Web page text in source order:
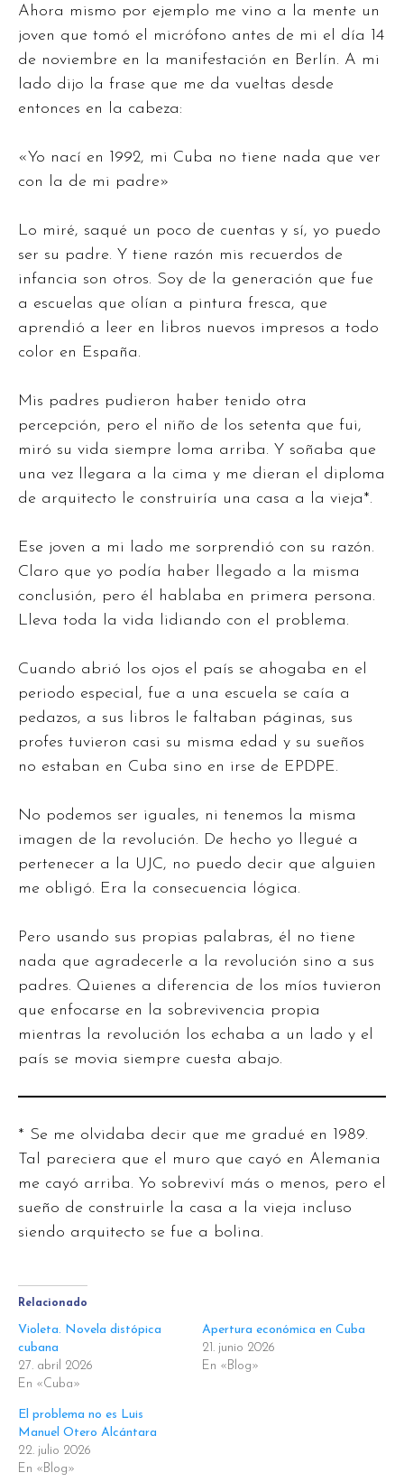
Ahora mismo por ejemplo me vino a la mente un
joven que tomó el micrófono antes de mi el día 14
de noviembre en la manifestación en Berlín. A mi
lado dijo la frase que me da vueltas desde
entonces en la cabeza:
«Yo nací en 1992, mi Cuba no tiene nada que ver
con la de mi padre»
Lo miré, saqué un poco de cuentas y sí, yo puedo
ser su padre. Y tiene razón mis recuerdos de
infancia son otros. Soy de la generación que fue
a escuelas que olían a pintura fresca, que
aprendió a leer en libros nuevos impresos a todo
color en España.
Mis padres pudieron haber tenido otra
percepción, pero el niño de los setenta que fui,
miró su vida siempre loma arriba. Y soñaba que
una vez llegara a la cima y me dieran el diploma
de arquitecto le construiría una casa a la vieja*.
Ese joven a mi lado me sorprendió con su razón.
Claro que yo podía haber llegado a la misma
conclusión, pero él hablaba en primera persona.
Lleva toda la vida lidiando con el problema.
Cuando abrió los ojos el país se ahogaba en el
periodo especial, fue a una escuela se caía a
pedazos, a sus libros le faltaban páginas, sus
profes tuvieron casi su misma edad y su sueños
no estaban en Cuba sino en irse de EPDPE.
No podemos ser iguales, ni tenemos la misma
imagen de la revolución. De hecho yo llegué a
pertenecer a la UJC, no puedo decir que alguien
me obligó. Era la consecuencia lógica.
Pero usando sus propias palabras, él no tiene
nada que agradecerle a la revolución sino a sus
padres. Quienes a diferencia de los míos tuvieron
que enfocarse en la sobrevivencia propia
mientras la revolución los echaba a un lado y el
país se movia siempre cuesta abajo.
* Se me olvidaba decir que me gradué en 1989.
Tal pareciera que el muro que cayó en Alemania
me cayó arriba. Yo sobreviví más o menos, pero el
sueño de construirle la casa a la vieja incluso
siendo arquitecto se fue a bolina.
Relacionado
Violeta. Novela distópica
cubana
27. abril 2026
En «Cuba»
Apertura económica en Cuba
21. junio 2026
En «Blog»
El problema no es Luis
Manuel Otero Alcántara
22. julio 2026
En «Blog»